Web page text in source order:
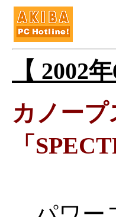
【 2002
カノープ
「